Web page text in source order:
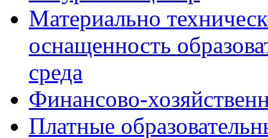
Материально
оснащенность
среда
Финансово-
Платные